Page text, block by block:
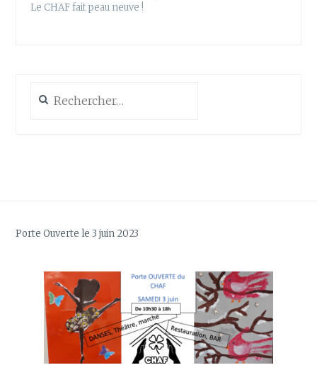
Le CHAF fait peau neuve !
Porte Ouverte le 3 juin 2023